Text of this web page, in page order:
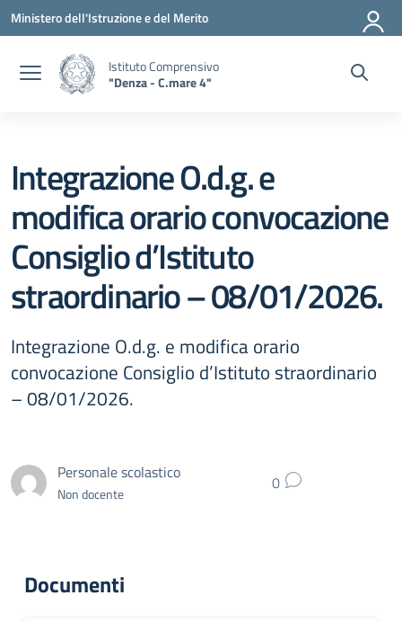
Vai ai contenuti
Vai al menu di navigazione
Vai al footer
Ministero dell'Istruzione e del Merito
Istituto Comprensivo
"Denza - C.mare 4"
Integrazione O.d.g. e
modifica orario convocazione
Consiglio d’Istituto
straordinario – 08/01/2026.
Integrazione O.d.g. e modifica orario
convocazione Consiglio d’Istituto straordinario
– 08/01/2026.
Personale scolastico
Non docente 0
Documenti